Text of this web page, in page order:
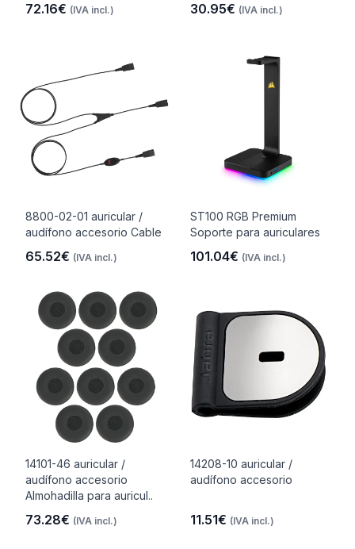
72.16€ (IVA incl.) 30.95€ (IVA incl.)
8800-02-01 auricular /
audífono accesorio Cable
65.52€ (IVA incl.)
ST100 RGB Premium
Soporte para auriculares
101.04€ (IVA incl.)
14101-46 auricular /
audífono accesorio
Almohadilla para auricul..
73.28€ (IVA incl.)
14208-10 auricular /
audífono accesorio
11.51€ (IVA incl.)